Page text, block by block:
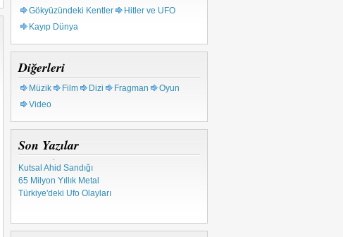
Gökyüzündeki Kentler
Hitler ve UFO
Kayıp Dünya
Diğerleri
Müzik Film Dizi Fragman
Oyun
Video
Son Yazılar
Ayasofya'daki Gizemler
Mısır Tapınaklarında Ufolar
Tapınak Şövalyeleri
Kutsal Ahid Sandığı
65 Milyon Yıllık Metal
Türkiye'deki Ufo Olayları